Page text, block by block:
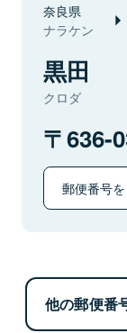
奈良県
ナラケン
黒田
クロダ
636-
郵便番号
他の郵便番